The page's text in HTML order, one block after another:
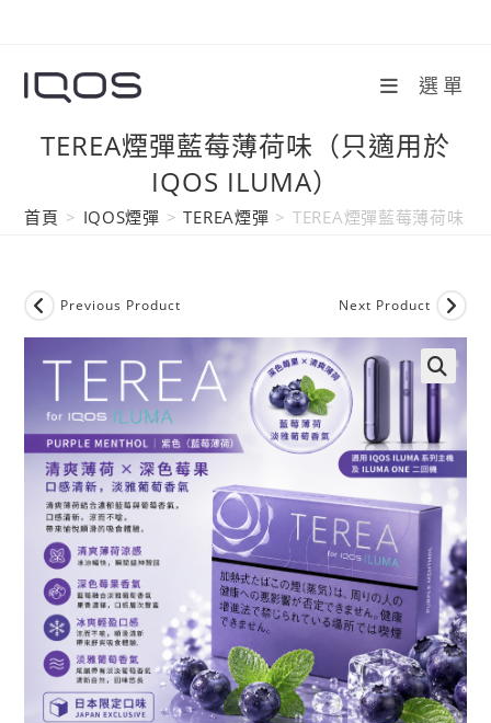
content
選單
TEREA煙彈藍莓薄荷味（只適用於
IQOS ILUMA）
首頁 > IQOS煙彈 > TEREA煙彈 > TEREA煙彈藍莓薄荷味
Previous Product Next Product